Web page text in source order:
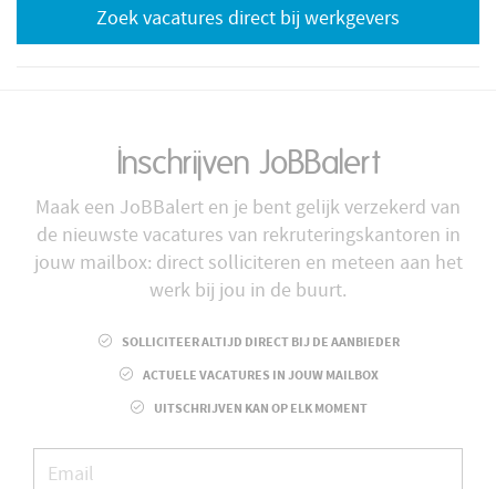
Zoek vacatures direct bij werkgevers
Inschrijven JoBBalert
Maak een JoBBalert en je bent gelijk verzekerd van
de nieuwste vacatures van rekruteringskantoren in
jouw mailbox: direct solliciteren en meteen aan het
werk bij jou in de buurt.
SOLLICITEER ALTIJD DIRECT BIJ DE AANBIEDER
ACTUELE VACATURES IN JOUW MAILBOX
UITSCHRIJVEN KAN OP ELK MOMENT